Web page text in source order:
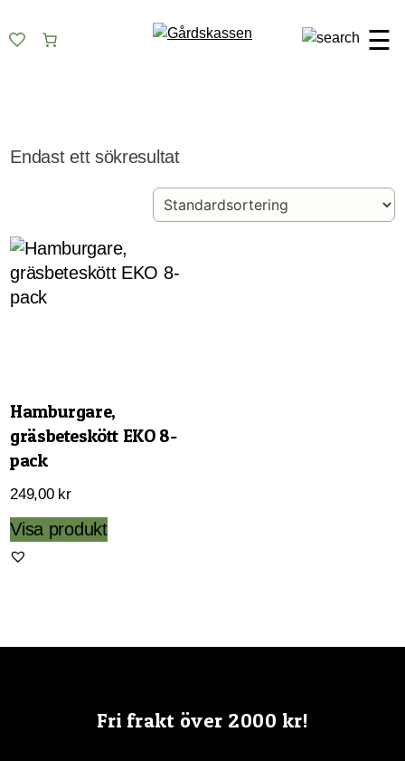
to
☰
Endast ett sökresultat
Hamburgare,
gräsbeteskött EKO 8-
pack
249,00 kr
Visa produkt
Fri frakt över 2000 kr!